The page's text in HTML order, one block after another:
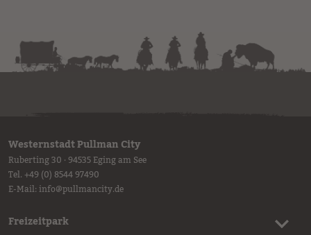
Westernstadt Pullman City
Ruberting 30 · 94535 Eging am See
Tel. +49 (0) 8544 97490
E-Mail:info@pullmancity.de
Freizeitpark